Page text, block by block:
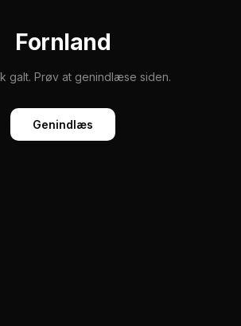
Fornland
galt. Prøv at genindlæse siden.
Genindlæs